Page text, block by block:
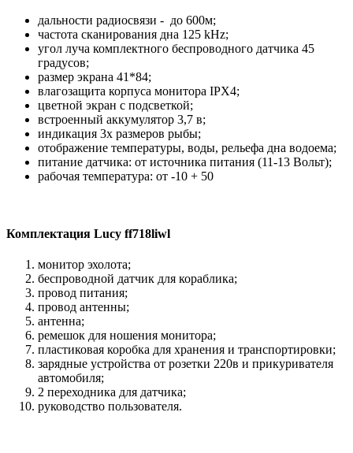
дальности радиосвязи - до 600м;
частота сканирования дна 125 kHz;
угол луча комплектного беспроводного датчика 45
градусов;
размер экрана 41*84;
влагозащита корпуса монитора IPX4;
цветной экран с подсветкой;
встроенный аккумулятор 3,7 в;
индикация 3х размеров рыбы;
отображение температуры, воды, рельефа дна водоема;
питание датчика: от источника питания (11-13 Вольт);
рабочая температура: от -10 + 50
Комплектация Lucy ff718liwl
монитор эхолота;
беспроводной датчик для кораблика;
провод питания;
провод антенны;
антенна;
ремешок для ношения монитора;
пластиковая коробка для хранения и транспортировки;
зарядные устройства от розетки 220в и прикуривателя
автомобиля;
2 переходника для датчика;
руководство пользователя.